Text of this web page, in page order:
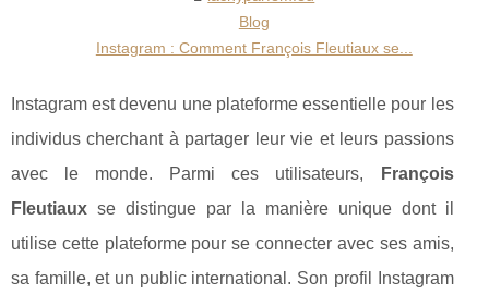
Blog
Instagram : Comment François Fleutiaux se...
Instagram est devenu une plateforme essentielle pour les
individus cherchant à partager leur vie et leurs passions
avec le monde. Parmi ces utilisateurs,
François
Fleutiaux se distingue par la manière unique dont il
utilise cette plateforme pour se connecter avec ses amis,
sa famille, et un public international. Son profil Instagram